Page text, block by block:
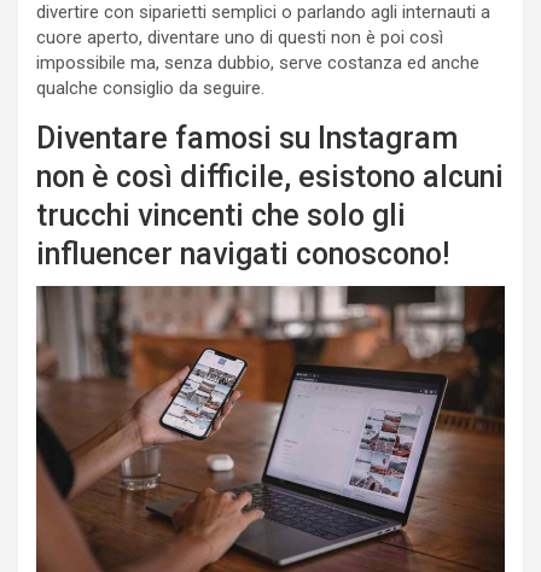
divertire con siparietti semplici o parlando agli internauti a
cuore aperto, diventare uno di questi non è poi così
impossibile ma, senza dubbio, serve costanza ed anche
qualche consiglio da seguire.
Diventare famosi su Instagram
non è così difficile, esistono alcuni
trucchi vincenti che solo gli
influencer navigati conoscono!